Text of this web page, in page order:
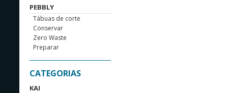
PEBBLY
Tábuas de corte
Conservar
Zero Waste
Preparar
CATEGORIAS
KAI